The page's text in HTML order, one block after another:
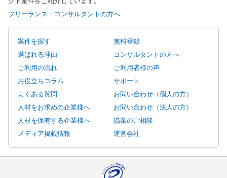
フリーランス・コンサルタントの方へ
案件を探す
無料登録
選ばれる理由
コンサルタントの方へ
ご利用の流れ
ご利用者様の声
お役立ちコラム
サポート
よくある質問
お問い合わせ（個人の方）
人材をお求めの企業様へ
お問い合わせ（法人の方）
人材を保有する企業様へ
協業のご相談
メディア掲載情報
運営会社